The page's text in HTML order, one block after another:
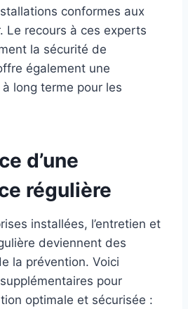
conformes aux
Le recours à ces experts
la sécurité de
également une
long terme pour les
d’une
régulière
installées, l’entretien et
deviennent des
la prévention. Voici
pour
optimale et sécurisée :